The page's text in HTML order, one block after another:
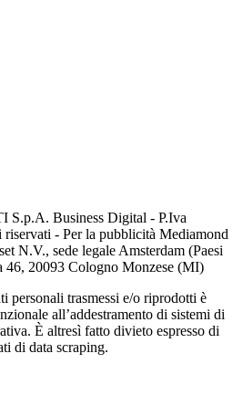
S.p.A. Business Digital - P.Iva
- Per la pubblicità Mediamond
N.V., sede legale Amsterdam (Paesi
20093 Cologno Monzese (MI)
personali trasmessi e/o riprodotti è
all’addestramento di sistemi di
È altresì fatto divieto espresso di
di data scraping.